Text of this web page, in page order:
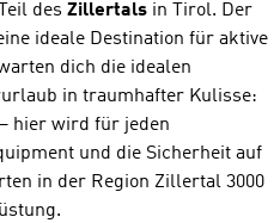
des Zillertals in Tirol. Der
ideale Destination für aktive
dich die idealen
in traumhafter Kulisse:
hier wird für jeden
und die Sicherheit auf
in der Region Zillertal 3000